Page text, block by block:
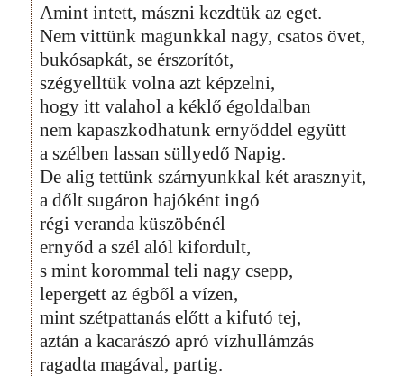
Amint intett, mászni kezdtük az eget.
Nem vittünk magunkkal nagy, csatos övet,
bukósapkát, se érszorítót,
szégyelltük volna azt képzelni,
hogy itt valahol a kéklő égoldalban
nem kapaszkodhatunk ernyőddel együtt
a szélben lassan süllyedő Napig.
De alig tettünk szárnyunkkal két arasznyit,
a dőlt sugáron hajóként ingó
régi veranda küszöbénél
ernyőd a szél alól kifordult,
s mint korommal teli nagy csepp,
lepergett az égből a vízen,
mint szétpattanás előtt a kifutó tej,
aztán a kacarászó apró vízhullámzás
ragadta magával, partig.